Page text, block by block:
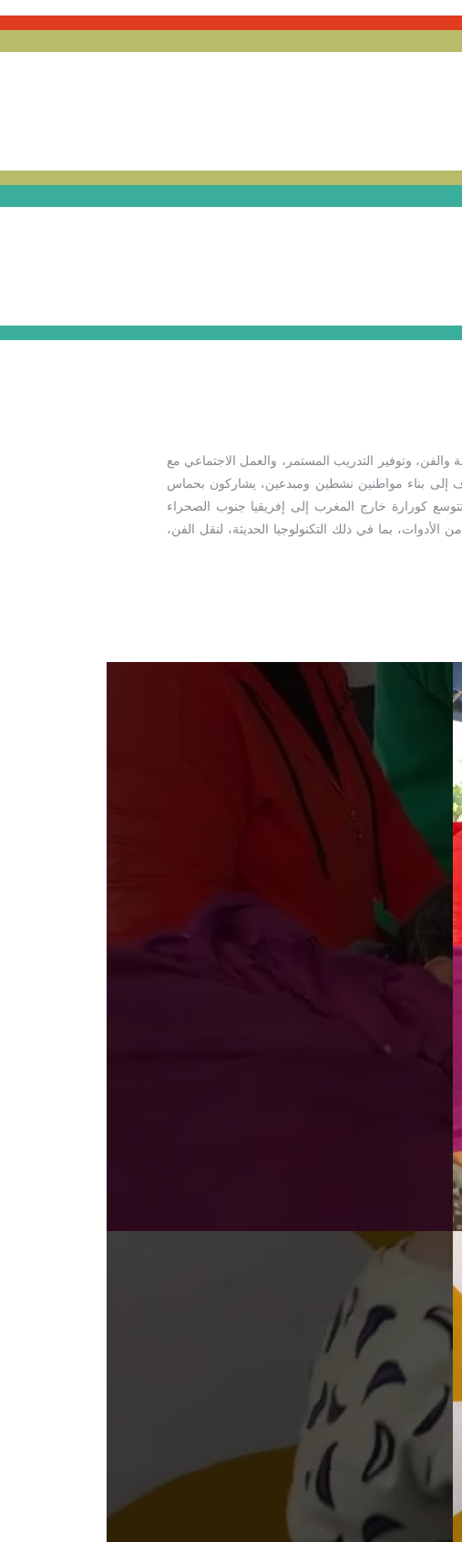
إلى الثقافة والفن، وتوفير التدريب المستمر، والعمل الاجتماعي مع
إلى بناء مواطنين نشطين ومبدعين، يشاركون بحماس
كورارة خارج المغرب إلى إفريقيا جنوب الصحراء
بما في ذلك التكنولوجيا الحديثة، لنقل الفن،